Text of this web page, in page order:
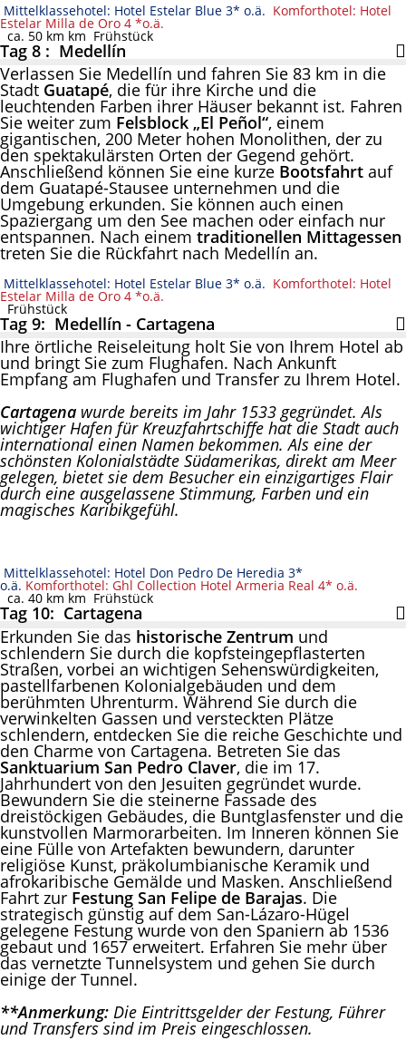
Mittelklassehotel: Hotel Estelar Blue 3* o.ä. Komforthotel: Hotel
Estelar Milla de Oro 4 *o.ä.
ca. 50 km km Frühstück
Tag 8 : Medellín
Verlassen Sie Medellín und fahren Sie 83 km in die
Stadt Guatapé, die für ihre Kirche und die
leuchtenden Farben ihrer Häuser bekannt ist. Fahren
Sie weiter zum Felsblock „El Peñol“, einem
gigantischen, 200 Meter hohen Monolithen, der zu
den spektakulärsten Orten der Gegend gehört.
Anschließend können Sie eine kurze Bootsfahrt auf
dem Guatapé-Stausee unternehmen und die
Umgebung erkunden. Sie können auch einen
Spaziergang um den See machen oder einfach nur
entspannen. Nach einem traditionellen Mittagessen
treten Sie die Rückfahrt nach Medellín an.
Mittelklassehotel: Hotel Estelar Blue 3* o.ä. Komforthotel: Hotel
Estelar Milla de Oro 4 *o.ä.
Frühstück
Tag 9: Medellín - Cartagena
Ihre örtliche Reiseleitung holt Sie von Ihrem Hotel ab
und bringt Sie zum Flughafen. Nach Ankunft
Empfang am Flughafen und Transfer zu Ihrem Hotel.
Cartagena wurde bereits im Jahr 1533 gegründet. Als
wichtiger Hafen für Kreuzfahrtschiffe hat die Stadt auch
international einen Namen bekommen. Als eine der
schönsten Kolonialstädte Südamerikas, direkt am Meer
gelegen, bietet sie dem Besucher ein einzigartiges Flair
durch eine ausgelassene Stimmung, Farben und ein
magisches Karibikgefühl.
Mittelklassehotel: Hotel Don Pedro De Heredia 3*
o.ä. Komforthotel: Ghl Collection Hotel Armeria Real 4* o.ä.
ca. 40 km km Frühstück
Tag 10: Cartagena
Erkunden Sie das historische Zentrum und
schlendern Sie durch die kopfsteingepflasterten
Straßen, vorbei an wichtigen Sehenswürdigkeiten,
pastellfarbenen Kolonialgebäuden und dem
berühmten Uhrenturm. Während Sie durch die
verwinkelten Gassen und versteckten Plätze
schlendern, entdecken Sie die reiche Geschichte und
den Charme von Cartagena. Betreten Sie das
Sanktuarium San Pedro Claver, die im 17.
Jahrhundert von den Jesuiten gegründet wurde.
Bewundern Sie die steinerne Fassade des
dreistöckigen Gebäudes, die Buntglasfenster und die
kunstvollen Marmorarbeiten. Im Inneren können Sie
eine Fülle von Artefakten bewundern, darunter
religiöse Kunst, präkolumbianische Keramik und
afrokaribische Gemälde und Masken. Anschließend
Fahrt zur Festung San Felipe de Barajas. Die
strategisch günstig auf dem San-Lázaro-Hügel
gelegene Festung wurde von den Spaniern ab 1536
gebaut und 1657 erweitert. Erfahren Sie mehr über
das vernetzte Tunnelsystem und gehen Sie durch
einige der Tunnel.
**Anmerkung: Die Eintrittsgelder der Festung, Führer
und Transfers sind im Preis eingeschlossen.